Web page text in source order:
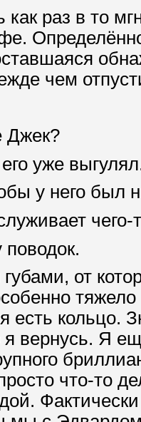
раз в то
чем
Джек?
уже
у него был
чего-
от
есть кольцо.
я вернусь. Я
что-то